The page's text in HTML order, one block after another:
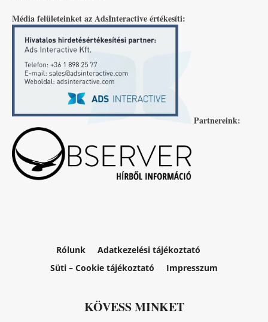
Média felületeinket az AdsInteractive értékesíti:
Partnereink:
Rólunk
Adatkezelési tájékoztató
Süti – Cookie tájékoztató
Impresszum
KÖVESS MINKET